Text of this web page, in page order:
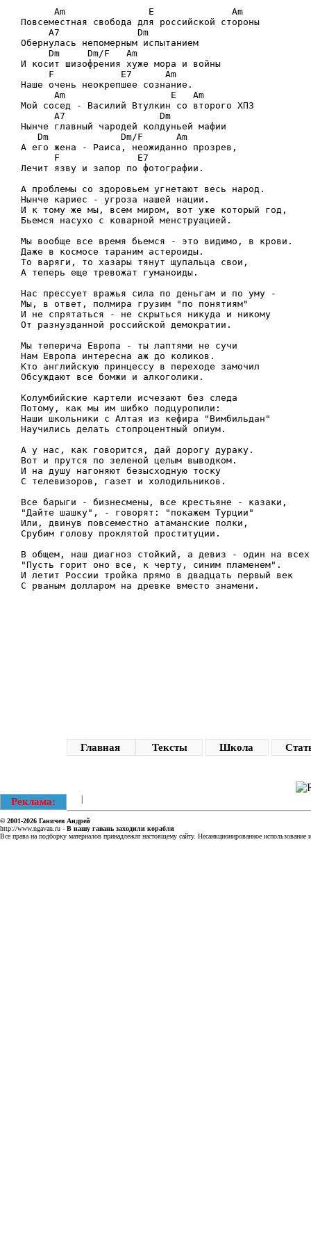
      Am               E              Am
Повсеместная свобода для российской стороны
     A7              Dm
Обернулась непомерным испытанием
     Dm     Dm/F   Am
И косит шизофрения хуже мора и войны
     F            E7      Am
Наше очень неокрепшее сознание.
      Am                   E   Am
Мой сосед - Василий Втулкин со второго ХПЗ
      A7                 Dm
Нынче главный чародей колдуньей мафии
   Dm             Dm/F      Am
А его жена - Раиса, неожиданно прозрев,
      F              E7
Лечит язву и запор по фотографии.
А проблемы со здоровьем угнетают весь народ.
Нынче кариес - угроза нашей нации.
И к тому же мы, всем миром, вот уже который год,
Бьемся насухо с коварной менструацией.
Мы вообще все время бьемся - это видимо, в крови.
Даже в космосе тараним астероиды.
То варяги, то хазары тянут щупальца свои,
А теперь еще тревожат гуманоиды.
Нас прессует вражья сила по деньгам и по уму -
Мы, в ответ, полмира грузим "по понятиям"
И не спрятаться - не скрыться никуда и никому
От разнузданной российской демократии.
Мы теперича Европа - ты лаптями не сучи
Нам Европа интересна аж до коликов.
Кто английскую принцессу в переходе замочил
Обсуждают все бомжи и алкоголики.
Колумбийские картели исчезают без следа
Потому, как мы им шибко подцуропили:
Наши школьники с Алтая из кефира "Вимбильдан"
Научились делать стопроцентный опиум.
А у нас, как говорится, дай дорогу дураку.
Вот и прутся по зеленой целым выводком.
И на душу нагоняют безысходную тоску
С телевизоров, газет и холодильников.
Все барыги - бизнесмены, все крестьяне - казаки,
"Дайте шашку", - говорят: "покажем Турции"
Или, двинув повсеместно атаманские полки,
Срубим голову проклятой проституции.
В общем, наш диагноз стойкий, а девиз - один на
"Пусть горит оно все, к черту, синим пламенем".
И летит России тройка прямо в двадцать первый век
Главная Тексты Школа
Реклама: |
© 2001-2026 Ганичев Андрей
http://www.ngavan.ru - В нашу гавань заходили корабли
Все права на подборку материалов принадлежат настоящему сайту. Несанкционированное